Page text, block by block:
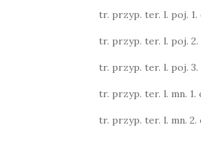
tr. przyp. ter. l. poj. 1.
tr. przyp. ter. l. poj. 2.
tr. przyp. ter. l. poj. 3.
tr. przyp. ter. l. mn. 1.
tr. przyp. ter. l. mn. 2.